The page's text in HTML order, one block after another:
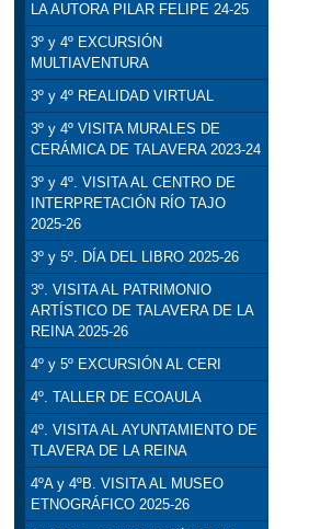
LA AUTORA PILAR FELIPE 24-25
3º y 4º EXCURSIÓN
MULTIAVENTURA
3º y 4º REALIDAD VIRTUAL
3º y 4º VISITA MURALES DE
CERÁMICA DE TALAVERA 2023-24
3º y 4º. VISITA AL CENTRO DE
INTERPRETACIÓN RÍO TAJO
2025-26
3º y 5º. DÍA DEL LIBRO 2025-26
3º. VISITA AL PATRIMONIO
ARTÍSTICO DE TALAVERA DE LA
REINA 2025-26
4º y 5º EXCURSIÓN AL CERI
4º. TALLER DE ECOAULA
4º. VISITA AL AYUNTAMIENTO DE
TLAVERA DE LA REINA
4ºA y 4ºB. VISITA AL MUSEO
ETNOGRÁFICO 2025-26